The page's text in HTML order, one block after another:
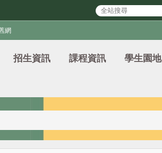
網
招生資訊 課程資訊 學生園地